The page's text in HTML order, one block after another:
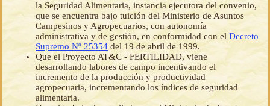
la Seguridad Alimentaria, instancia ejecutora del convenio,
que se encuentra bajo tuición del Ministerio de Asuntos
Campesinos y Agropecuarios, con autonomía
administrativa y de gestión, en conformidad con el Decreto
Supremo Nº 25354 del 19 de abril de 1999.
Que el Proyecto AT&C - FERTILIDAD, viene
desarrollando labores de campo incentivando el
incremento de la producción y productividad
agropecuaria, incrementando los índices de seguridad
alimentaria.